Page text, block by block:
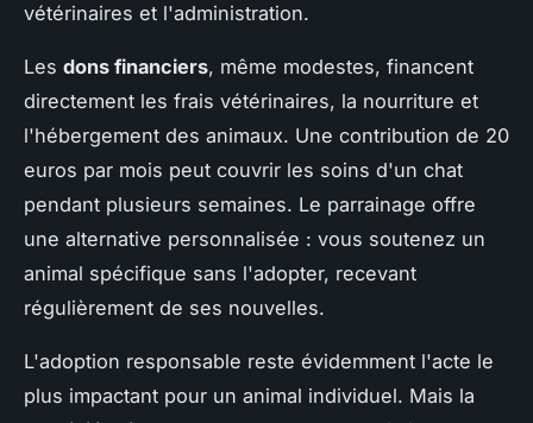
vétérinaires et l'administration.
Les dons financiers, même modestes, financent
directement les frais vétérinaires, la nourriture et
l'hébergement des animaux. Une contribution de 20
euros par mois peut couvrir les soins d'un chat
pendant plusieurs semaines. Le parrainage offre
une alternative personnalisée : vous soutenez un
animal spécifique sans l'adopter, recevant
régulièrement de ses nouvelles.
L'adoption responsable reste évidemment l'acte le
plus impactant pour un animal individuel. Mais la